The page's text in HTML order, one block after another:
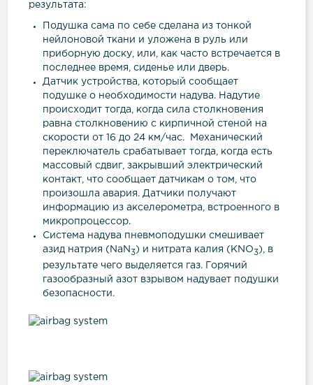
результата:
Подушка сама по себе сделана из тонкой
нейлоновой ткани и уложена в руль или
приборную доску, или, как часто встречается в
последнее время, сиденье или дверь.
Датчик устройства, который сообщает
подушке о необходимости надува. Надутие
происходит тогда, когда сила столкновения
равна столкновению с кирпичной стеной на
скорости от 16 до 24 км/час. Механический
переключатель срабатывает тогда, когда есть
массовый сдвиг, закрывший электрический
контакт, что сообщает датчикам о том, что
произошла авария. Датчики получают
информацию из акселерометра, встроенного в
микропроцессор.
Система надува пневмоподушки смешивает
азид натрия (NaN3) и нитрата калия (KNO3), в
результате чего выделяется газ. Горячий
газообразный азот взрывом надувает подушки
безопасности.